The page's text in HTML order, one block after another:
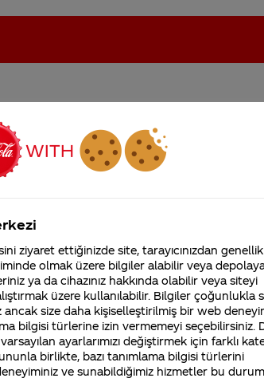
fabr... Coca-Cola’yı kim buldu?
aç değil?
operasyonel gerekliliklere,
tüm ambalajlarımız ürünlerimizin
sitemizi ziyaret ettiğiniz için teşekkür
4355 Soru
Coca-Cola Şirketi
merak ettikleriniz.
Fabrikalarımız,
sertifikalarımız, faaliyet
gösterdiğimiz ülkeler,
tarihçemiz ve daha
ziyaret ettiğinizde site, tarayıcınızdan
olmak üzere bilgiler alabilir veya
ya da cihazınız hakkında olabilir veya siteyi
üzere kullanılabilir. Bilgiler çoğunlukla
ancak size daha kişiselleştirilmiş bir web
bilgisi türlerine izin vermemeyi seçebilirsiniz.
ayarlarımızı değiştirmek için farklı
birlikte, bazı tanımlama bilgisi türlerini
ve sunabildiğimiz hizmetler bu